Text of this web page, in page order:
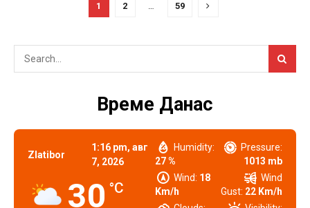
1 2 … 59
Време Данас
Zlatibor
1:16 pm, авг
7, 2026
30 °C
Humidity:
27 %
Pressure:
1013 mb
Wind: 18
Km/h
Wind
Gust: 22 Km/h